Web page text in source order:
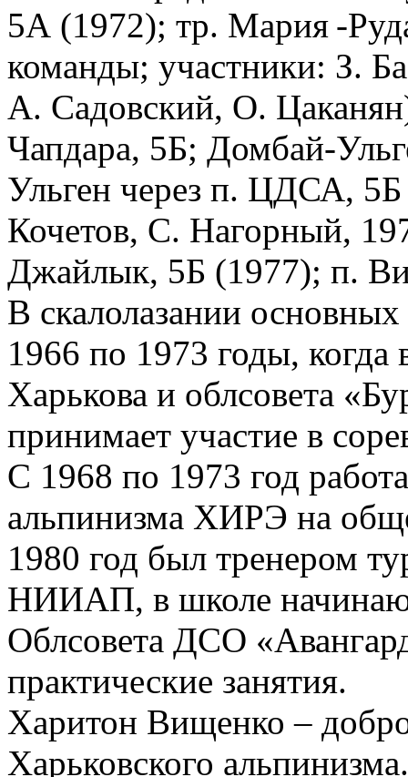
5А (1972); тр. Мария -
команды; участники: З.
А. Садовский, О.
Чапдара, 5Б; Домбай-
Ульген через п. ЦДСА,
Кочетов, С. Нагорный,
Джайлык, 5Б (1977); п.
В скалолазании
1966 по 1973 годы, когда
Харькова и облсовета
принимает участие в
С 1968 по 1973 год
альпинизма ХИРЭ на
1980 год был тренером
НИИАП, в школе
Облсовета ДСО
практические занятия.
Харитон Вищенко –
Харьковского